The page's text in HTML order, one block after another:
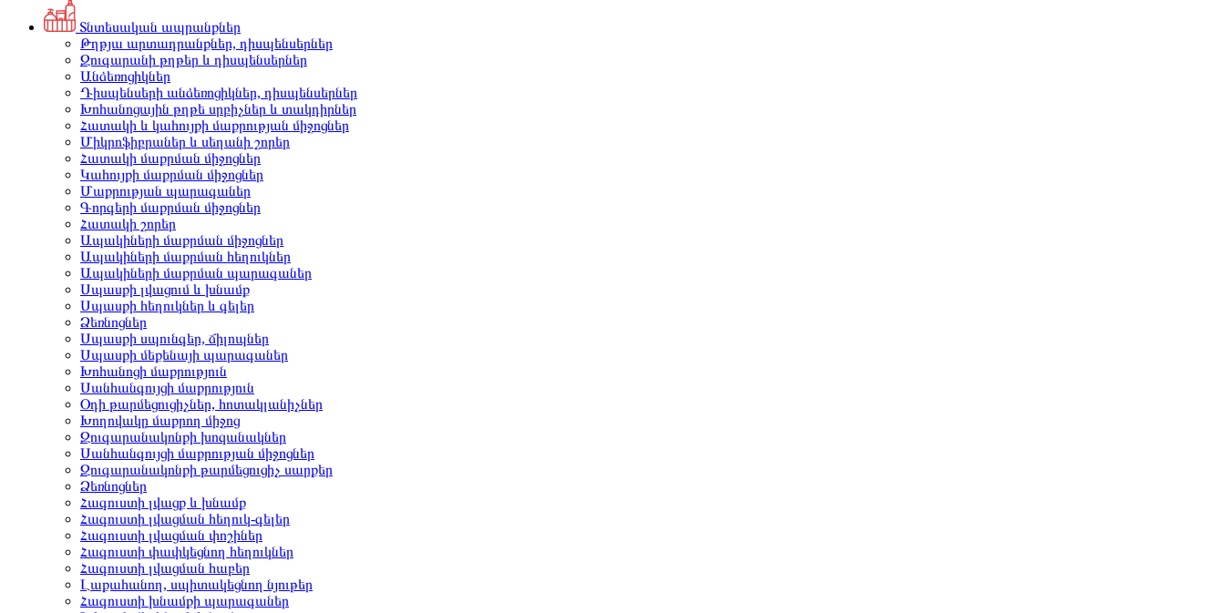
Տնտեսական ապրանքներ
Թղթյա արտադրանքներ, դիսպենսերներ
Զուգարանի թղթեր և դիսպենսերներ
Անձեռոցիկներ
Դիսպենսերի անձեռոցիկներ, դիսպենսերներ
Խոհանոցային թղթե սրբիչներ և տակդիրներ
Հատակի և կահույքի մաքրության միջոցներ
Միկրոֆիբրաներ և սեղանի շորեր
Հատակի մաքրման միջոցներ
Կահույքի մաքրման միջոցներ
Մաքրության պարագաներ
Գորգերի մաքրման միջոցներ
Հատակի շորեր
Ապակիների մաքրման միջոցներ
Ապակիների մաքրման հեղուկներ
Ապակիների մաքրման պարագաներ
Սպասքի լվացում և խնամք
Սպասքի հեղուկներ և գելեր
Ձեռնոցներ
Սպասքի սպունգեր, ճիլոպներ
Սպասքի մեքենայի պարագաներ
Խոհանոցի մաքրություն
Սանհանգույցի մաքրություն
Օդի թարմեցուցիչներ, հոտակլանիչներ
Խողովակը մաքրող միջոց
Զուգարանակոնքի խոզանակներ
Սանհանգույցի մաքրության միջոցներ
Զուգարանակոնքի թարմեցուցիչ սարքեր
Ձեռնոցներ
Հագուստի լվացք և խնամք
Հագուստի լվացման հեղուկ-գելեր
Հագուստի լվացման փոշիներ
Հագուստի փափկեցնող հեղուկներ
Հագուստի լվացման հաբեր
Լաքահանող, սպիտակեցնող նյութեր
Հագուստի խնամքի պարագաներ